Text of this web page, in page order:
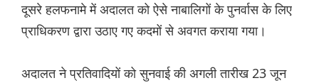
दूसरे हलफनामे में अदालत को ऐसे नाबालिगों के पुनर्वास के लिए
प्राधिकरण द्वारा उठाए गए कदमों से अवगत कराया गया।
अदालत ने प्रतिवादियों को सुनवाई की अगली तारीख 23 जून